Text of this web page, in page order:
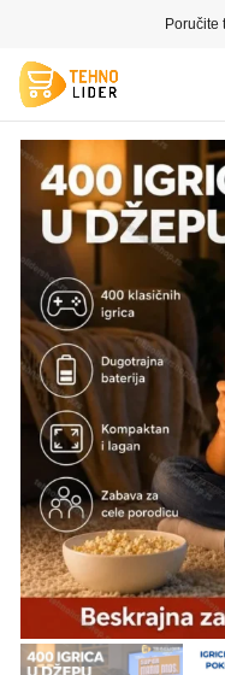
Poručite